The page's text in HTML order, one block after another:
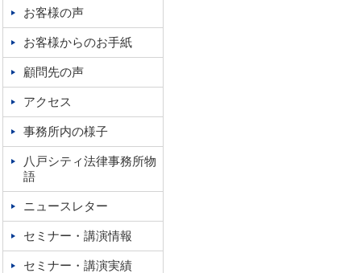
お客様の声
お客様からのお手紙
顧問先の声
アクセス
事務所内の様子
八戸シティ法律事務所物
語
ニュースレター
セミナー・講演情報
セミナー・講演実績